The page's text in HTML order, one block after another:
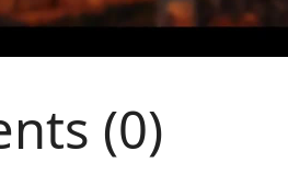
(0)